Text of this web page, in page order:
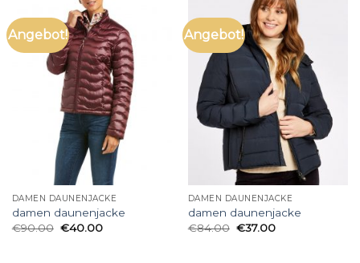
Angebot!
DAMEN DAUNENJACKE
damen daunenjacke
€90.00 €40.00
Angebot!
DAMEN DAUNENJACKE
damen daunenjacke
€84.00 €37.00